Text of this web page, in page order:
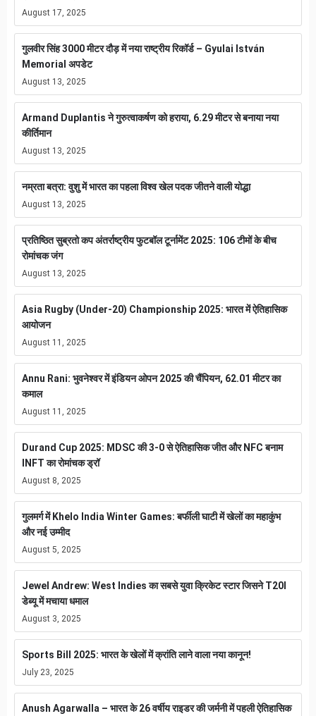
August 17, 2025
गुलवीर सिंह 3000 मीटर दौड़ में नया राष्ट्रीय रिकॉर्ड – Gyulai István
Memorial अपडेट
August 13, 2025
Armand Duplantis ने गुरुत्वाकर्षण को हराया, 6.29 मीटर से बनाया नया
कीर्तिमान
August 13, 2025
नम्रता बत्रा: वुशु में भारत का पहला विश्व खेल पदक जीतने वाली योद्धा
August 13, 2025
प्रतिष्ठित सुब्रतो कप अंतर्राष्ट्रीय फुटबॉल टूर्नामेंट 2025: 106 टीमों के बीच
रोमांचक जंग
August 13, 2025
Asia Rugby (Under-20) Championship 2025: भारत में ऐतिहासिक
आयोजन
August 11, 2025
Annu Rani: भुवनेश्वर में इंडियन ओपन 2025 की चैंपियन, 62.01 मीटर का
कमाल
August 11, 2025
Durand Cup 2025: MDSC की 3-0 से ऐतिहासिक जीत और NFC बनाम
INFT का रोमांचक ड्रॉ
August 8, 2025
गुलमर्ग में Khelo India Winter Games: बर्फीली घाटी में खेलों का महाकुंभ
और नई उम्मीद
August 5, 2025
Jewel Andrew: West Indies का सबसे युवा क्रिकेट स्टार जिसने T20I
डेब्यू में मचाया धमाल
August 3, 2025
Sports Bill 2025: भारत के खेलों में क्रांति लाने वाला नया कानून!
July 23, 2025
Anush Agarwalla – भारत के 26 वर्षीय राइडर की जर्मनी में पहली ऐतिहासिक